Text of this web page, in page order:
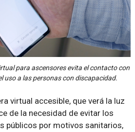
para ascensores evita el contacto con
uso a las personas con discapacidad.
virtual accesible, que verá la luz
de la necesidad de evitar los
públicos por motivos sanitarios,